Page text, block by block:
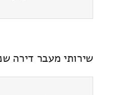
שירותי מעבר דירה